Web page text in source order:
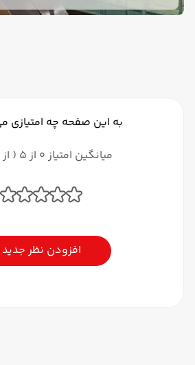
به این صفحه چه امتیازی
میانگین امتیاز 0 از 5 ( از 0 رای )
افزودن نظر جدید